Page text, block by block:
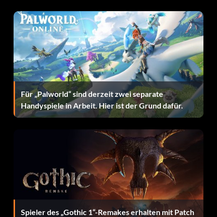
Die drei R5-Droiden für die Mission "Neue Allianzen" auf
dem Mond Kashyyyk befinden sich wie folgt.
Erster Droide: Der erste Droide befindet sich auf dem
Außenposten der Separatisten, den Sie angreifen, um die
AAT zu bekommen. Der Droide befindet sich hinter dem
Gebäude, in dem die AAT gelagert ist. Hinweis: Wenn Sie
getötet werden, müssen Sie diesen Droiden trotzdem
finden, sonst erhalten Sie keinen Bonuspunkt.
Zweiter Droide: Sobald Sie das Gelände der Separatisten
mit dem AAT betreten haben, gehen Sie durch den
Eingang und gehen Sie weiter bis zum anderen Zaun. Sie
sollten sich hinter einem Gebäude befinden. Auf der
linken Seite Ihrer aktuellen Position befindet sich der
Für „Palworld“ sind derzeit zwei separate
Handyspiele in Arbeit. Hier ist der Grund dafür.
Spieler des „Gothic 1“-Remakes erhalten mit Patch